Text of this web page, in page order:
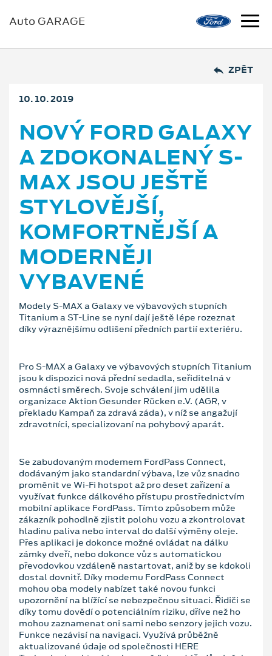
Auto GARAGE
ZPĚT
10. 10. 2019
NOVÝ FORD GALAXY
A ZDOKONALENÝ S-
MAX JSOU JEŠTĚ
STYLOVĚJŠÍ,
KOMFORTNĚJŠÍ A
MODERNĚJI
VYBAVENÉ
Modely S-MAX a Galaxy ve výbavových stupních
Titanium a ST-Line se nyní dají ještě lépe rozeznat
díky výraznějšímu odlišení předních partií exteriéru.
Pro S-MAX a Galaxy ve výbavových stupních Titanium
jsou k dispozici nová přední sedadla, seřiditelná v
osmnácti směrech. Svoje schválení jim udělila
organizace Aktion Gesunder Rücken e.V. (AGR, v
překladu Kampaň za zdravá záda), v níž se angažují
zdravotníci, specializovaní na pohybový aparát.
Se zabudovaným modemem FordPass Connect,
dodávaným jako standardní výbava, lze vůz snadno
proměnit ve Wi-Fi hotspot až pro deset zařízení a
využívat funkce dálkového přístupu prostřednictvím
mobilní aplikace FordPass. Tímto způsobem může
zákazník pohodlně zjistit polohu vozu a zkontrolovat
hladinu paliva nebo interval do další výměny oleje.
Přes aplikaci je dokonce možné ovládat na dálku
zámky dveří, nebo dokonce vůz s automatickou
převodovkou vzdáleně nastartovat, aniž by se kdokoli
dostal dovnitř. Díky modemu FordPass Connect
mohou oba modely nabízet také novou funkci
upozornění na blížící se nebezpečnou situaci. Řidiči se
díky tomu dovědí o potenciálním riziku, dříve než ho
mohou zaznamenat oni sami nebo senzory jejich vozu.
Funkce nezávisí na navigaci. Využívá průběžně
aktualizované údaje od společnosti HERE